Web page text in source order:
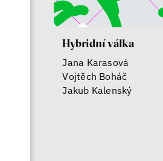
Hybridní válka
Jana Karasová
Vojtěch Boháč
Jakub Kalenský